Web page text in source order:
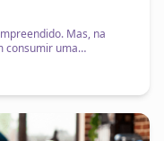
Mas, na
consumir uma
de Atenção com
vida para milhões de
associado ao